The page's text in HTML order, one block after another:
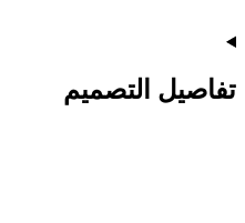
تفاصيل التصميم